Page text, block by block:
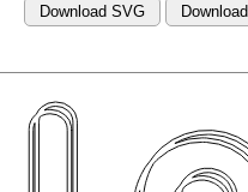
Download SVG